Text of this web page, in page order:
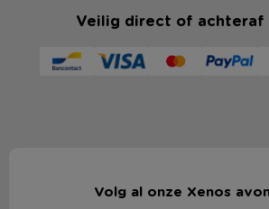
Veilig direct of achteraf
Volg al onze Xenos